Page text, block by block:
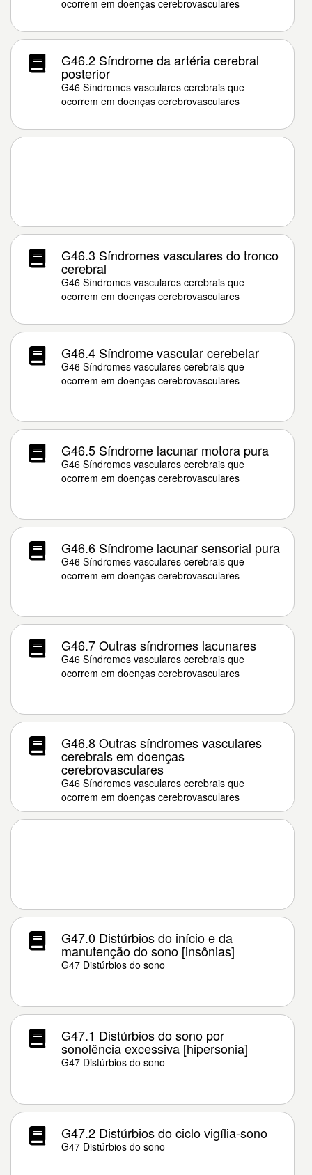
ocorrem em doenças cerebrovasculares
G46.2 Síndrome da artéria cerebral
posterior
G46 Síndromes vasculares cerebrais que
ocorrem em doenças cerebrovasculares
G46.3 Síndromes vasculares do tronco
cerebral
G46 Síndromes vasculares cerebrais que
ocorrem em doenças cerebrovasculares
G46.4 Síndrome vascular cerebelar
G46 Síndromes vasculares cerebrais que
ocorrem em doenças cerebrovasculares
G46.5 Síndrome lacunar motora pura
G46 Síndromes vasculares cerebrais que
ocorrem em doenças cerebrovasculares
G46.6 Síndrome lacunar sensorial pura
G46 Síndromes vasculares cerebrais que
ocorrem em doenças cerebrovasculares
G46.7 Outras síndromes lacunares
G46 Síndromes vasculares cerebrais que
ocorrem em doenças cerebrovasculares
G46.8 Outras síndromes vasculares
cerebrais em doenças
cerebrovasculares
G46 Síndromes vasculares cerebrais que
ocorrem em doenças cerebrovasculares
G47.0 Distúrbios do início e da
manutenção do sono [insônias]
G47 Distúrbios do sono
G47.1 Distúrbios do sono por
sonolência excessiva [hipersonia]
G47 Distúrbios do sono
G47.2 Distúrbios do ciclo vigília-sono
G47 Distúrbios do sono